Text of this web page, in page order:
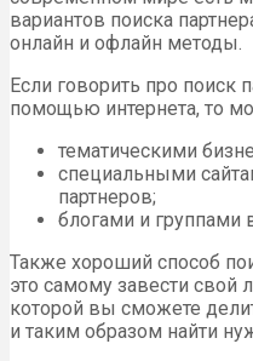
вариантов поиска
онлайн и офлайн методы.
Если говорить про поиск
помощью интернета, то
тематическими
специальными
партнеров;
блогами и группами
Также хороший способ
это самому завести свой
которой вы сможете
и таким образом найти